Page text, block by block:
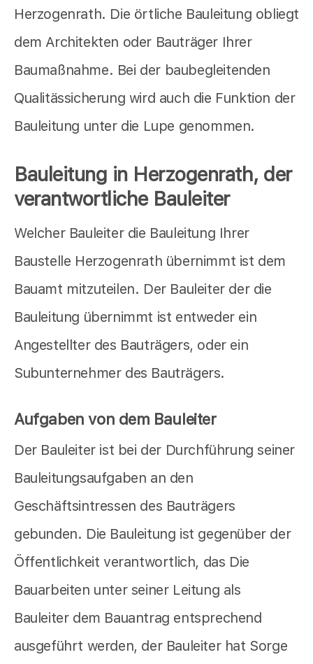
Herzogenrath. Die örtliche Bauleitung obliegt
dem Architekten oder Bauträger Ihrer
Baumaßnahme. Bei der baubegleitenden
Qualitässicherung wird auch die Funktion der
Bauleitung unter die Lupe genommen.
Bauleitung in Herzogenrath, der
verantwortliche Bauleiter
Welcher Bauleiter die Bauleitung Ihrer
Baustelle Herzogenrath übernimmt ist dem
Bauamt mitzuteilen. Der Bauleiter der die
Bauleitung übernimmt ist entweder ein
Angestellter des Bauträgers, oder ein
Subunternehmer des Bauträgers.
Aufgaben von dem Bauleiter
Der Bauleiter ist bei der Durchführung seiner
Bauleitungsaufgaben an den
Geschäftsintressen des Bauträgers
gebunden. Die Bauleitung ist gegenüber der
Öffentlichkeit verantwortlich, das Die
Bauarbeiten unter seiner Leitung als
Bauleiter dem Bauantrag entsprechend
ausgeführt werden, der Bauleiter hat Sorge